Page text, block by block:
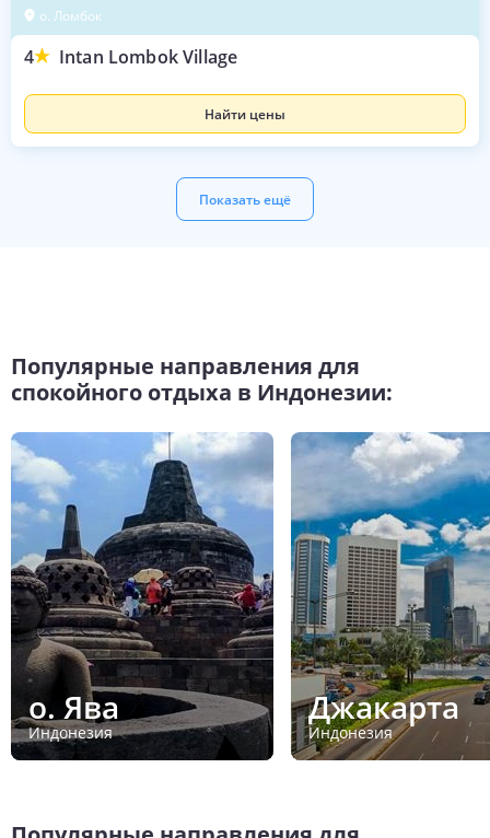
о. Ломбок
4 Intan Lombok Village
Найти цены
Показать ещё
Популярные направления для
спокойного отдыха в Индонезии:
о. Ява
Индонезия
Джакарта
Индонезия